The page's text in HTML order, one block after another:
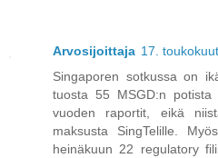
Arvosijoittaja 17.
Singaporen sotkussa on
tuosta 55 MSGD:n potista
vuoden raportit, eikä
maksusta SingTelille.
heinäkuun 22 regulatory